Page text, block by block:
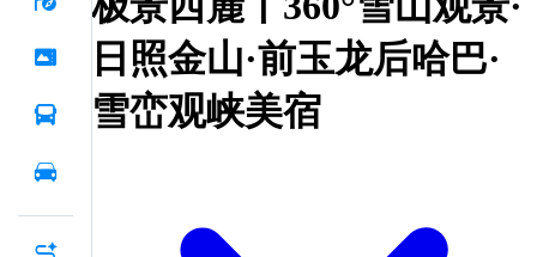
日照金山·前玉龙后哈巴·
雪峦观峡美宿